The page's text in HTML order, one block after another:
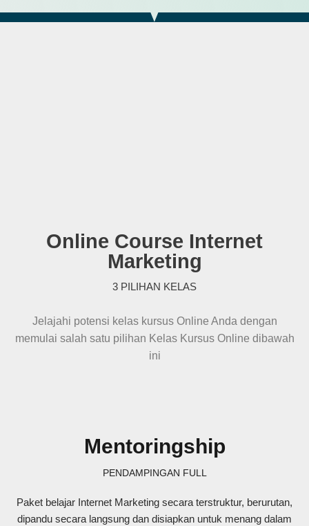
Online Course Internet
Marketing
3 PILIHAN KELAS
Jelajahi potensi kelas kursus Online Anda dengan
memulai salah satu pilihan Kelas Kursus Online dibawah
ini
Mentoringship
PENDAMPINGAN FULL
Paket belajar Internet Marketing secara terstruktur, berurutan,
dipandu secara langsung dan disiapkan untuk menang dalam